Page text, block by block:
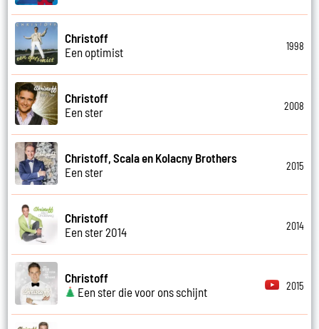
Christoff
Een optimist
1998
Christoff
Een ster
2008
Christoff, Scala en Kolacny Brothers
Een ster
2015
Christoff
Een ster 2014
2014
Christoff
Een ster die voor ons schijnt
2015